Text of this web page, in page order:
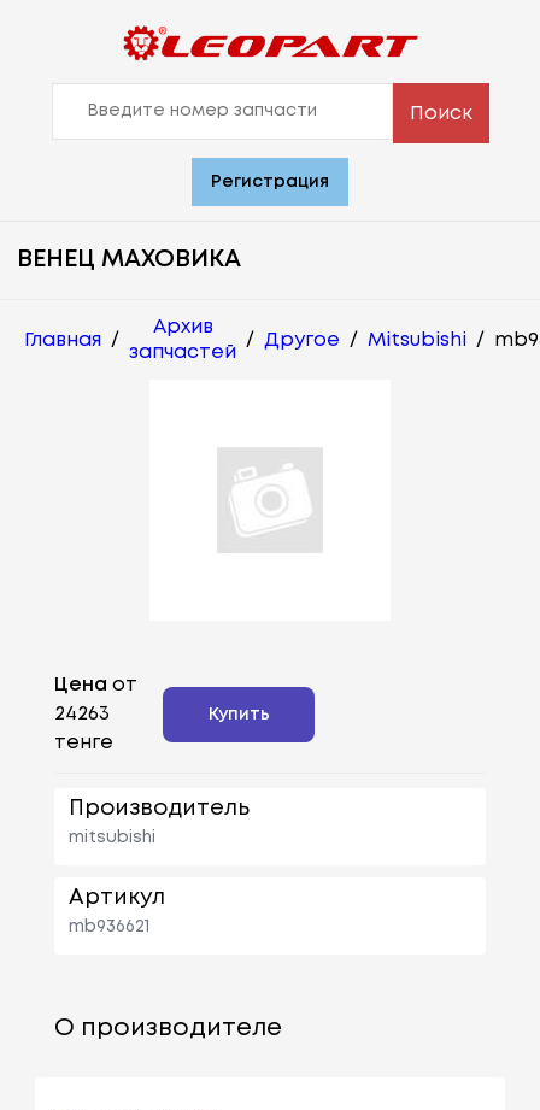
Поиск
Регистрация
ВЕНЕЦ МАХОВИКА
Главная /
Архив
запчастей
/ Другое / Mitsubishi /
Цена от
24263
тенге
Купить
Производитель
mitsubishi
Артикул
mb936621
О производителе